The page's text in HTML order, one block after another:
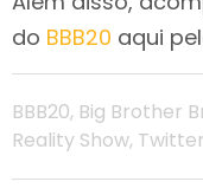
do BBB20 aqui
BBB20, Big Brother
Reality Show, Twitter